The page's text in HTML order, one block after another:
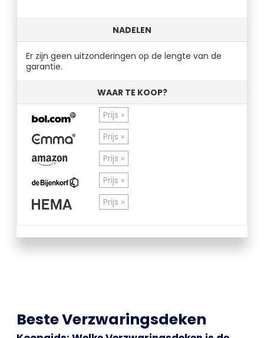
NADELEN
Er zijn geen uitzonderingen op de lengte van de
garantie.
WAAR TE KOOP?
Prijs »
Prijs »
Prijs »
Prijs »
Prijs »
Beste Verzwaringsdeken